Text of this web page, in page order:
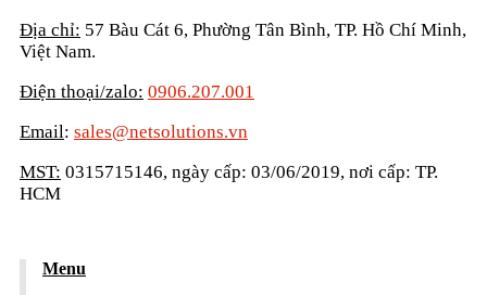
Địa chỉ: 57 Bàu Cát 6, Phường Tân Bình, TP. Hồ Chí Minh,
Việt Nam.
Điện thoại/zalo: 0906.207.001
Email: sales@netsolutions.vn
MST: 0315715146, ngày cấp: 03/06/2019, nơi cấp: TP.
HCM
Menu